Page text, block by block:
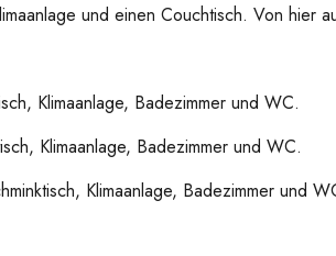
und einen Couchtisch. Von hier
Klimaanlage, Badezimmer und WC.
Klimaanlage, Badezimmer und WC.
Klimaanlage, Badezimmer und